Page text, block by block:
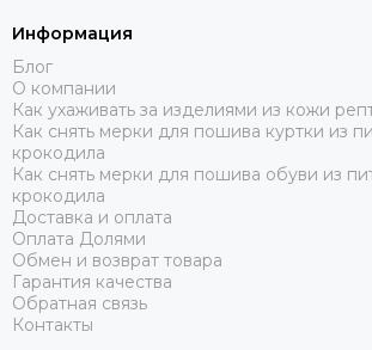
Информация
Блог
О компании
Как ухаживать за изделиями из кожи
Как снять мерки для пошива куртки из
крокодила
Как снять мерки для пошива обуви из
крокодила
Доставка и оплата
Оплата Долями
Обмен и возврат товара
Гарантия качества
Обратная связь
Контакты